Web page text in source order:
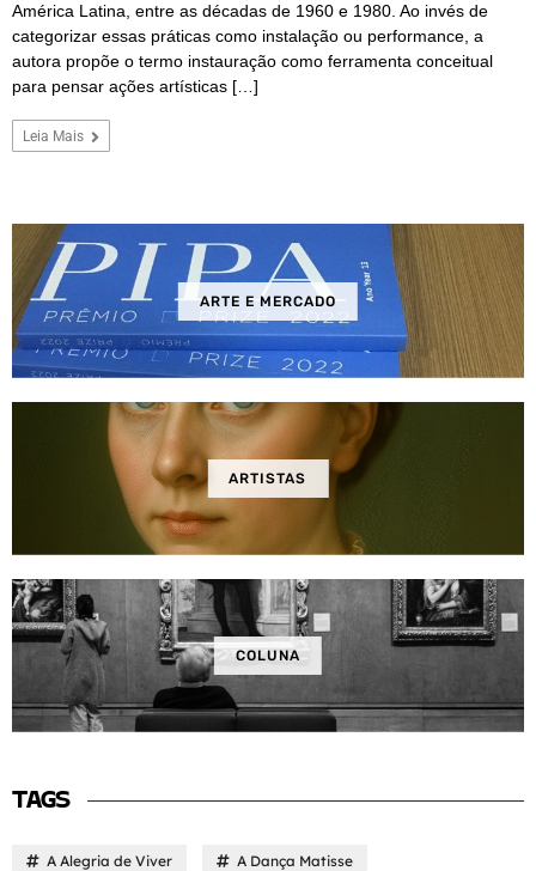
América Latina, entre as décadas de 1960 e 1980. Ao invés de
categorizar essas práticas como instalação ou performance, a
autora propõe o termo instauração como ferramenta conceitual
para pensar ações artísticas […]
Leia Mais
ARTE E MERCADO
ARTISTAS
COLUNA
TAGS
A Alegria de Viver A Dança Matisse